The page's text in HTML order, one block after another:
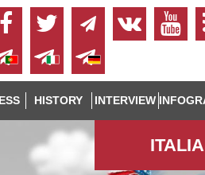
HISTORY INTERVIEW